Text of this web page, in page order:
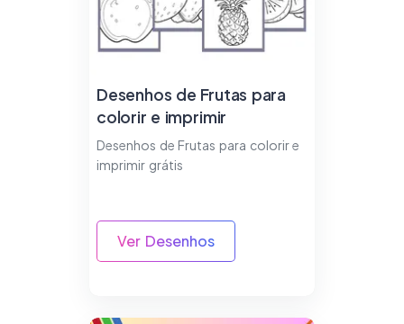
Desenhos de Frutas para
colorir e imprimir
Desenhos de Frutas para colorir e
imprimir grátis
Ver Desenhos